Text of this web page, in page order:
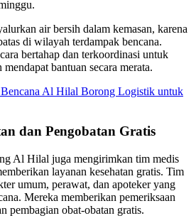
air bersih dalam kemasan, karena
di wilayah terdampak bencana.
bertahap dan terkoordinasi untuk
bantuan secara merata.
Al Hilal Borong Logistik untuk
dan Pengobatan Gratis
Al Hilal juga mengirimkan tim medis
layanan kesehatan gratis. Tim
umum, perawat, dan apoteker yang
Mereka memberikan pemeriksaan
pembagian obat-obatan gratis.